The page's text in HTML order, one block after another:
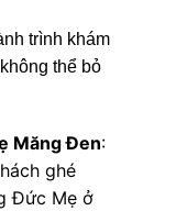
trình khám
thể bỏ
Măng Đen:
ghé
Đức Mẹ ở